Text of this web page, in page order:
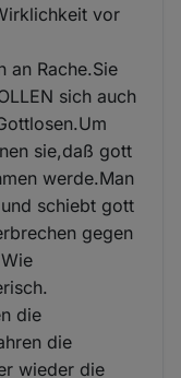
vor
an Rache.Sie
sich auch
sie,daß gott
werde.Man
schiebt gott
gegen
die
die
wieder die